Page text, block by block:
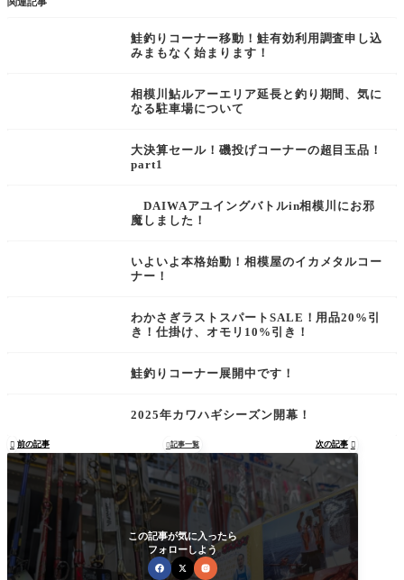
鮭釣りコーナー移動！鮭有効利用調査申し込
みまもなく始まります！
相模川鮎ルアーエリア延長と釣り期間、気に
なる駐車場について
大決算セール！磯投げコーナーの超目玉品！
part1
DAIWAアユイングバトルin相模川にお邪
魔しました！
いよいよ本格始動！相模屋のイカメタルコー
ナー！
わかさぎラストスパートSALE！用品20%引
き！仕掛け、オモリ10%引き！
鮭釣りコーナー展開中です！
2025年カワハギシーズン開幕！
 前の記事 記事一覧 次の記事 
この記事が気に入ったら
フォローしよう